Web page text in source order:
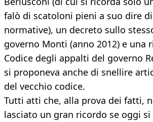
falò di scatoloni pieni a suo dire
normative), un decreto sullo
governo Monti (anno 2012) e una
Codice degli appalti del governo
si proponeva anche di snellire
del vecchio codice.
Tutti atti che, alla prova dei fatti,
lasciato un gran ricordo se oggi